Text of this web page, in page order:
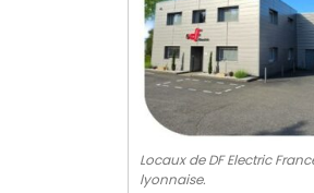
Locaux de DF Electric
lyonnaise.